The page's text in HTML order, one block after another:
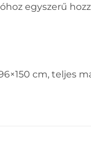
egyszerű
cm, teljes